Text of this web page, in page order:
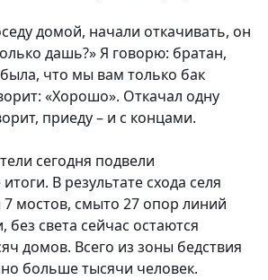
домой, начали откачивать, он
дашь?» Я говорю: братан,
что мы вам только бак
«Хорошо». Откачал одну
приеду – и с концами.
сегодня подвели
В результате схода селя
мостов, смыто 27 опор линий
без света сейчас остаются
домов. Всего из зоны бедствия
больше тысячи человек.